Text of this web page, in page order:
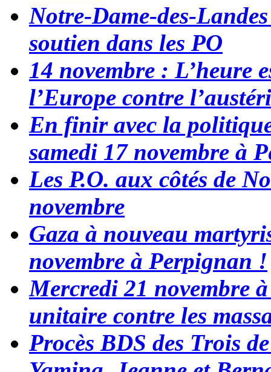
Notre-Dame-des-
soutien dans les PO
14 novembre : L’heure
l’Europe contre
En finir avec la
samedi 17 novembre à
Les P.O. aux côtés de
novembre
Gaza à nouveau
novembre à Perpignan !
Mercredi 21 novembre
unitaire contre les
Procès BDS des Trois